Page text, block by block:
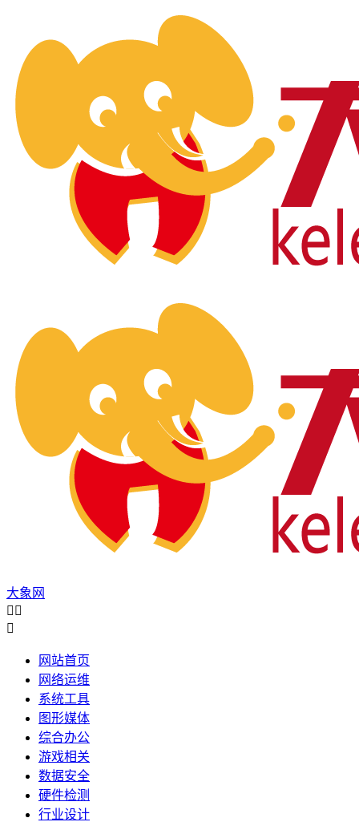
大象网
 

网站首页
网络运维
系统工具
图形媒体
综合办公
游戏相关
数据安全
硬件检测
行业设计